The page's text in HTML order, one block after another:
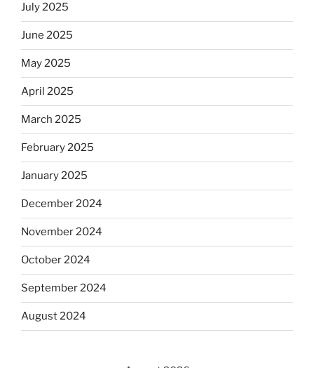
July 2025
June 2025
May 2025
April 2025
March 2025
February 2025
January 2025
December 2024
November 2024
October 2024
September 2024
August 2024